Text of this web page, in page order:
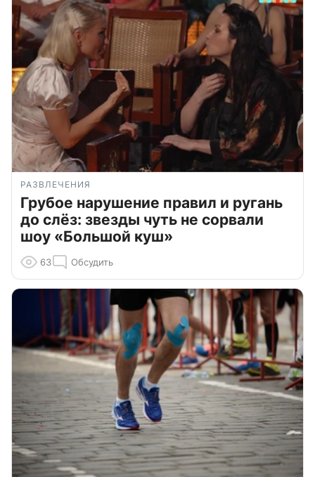
РАЗВЛЕЧЕНИЯ
Грубое нарушение правил и ругань
до слёз: звезды чуть не сорвали
шоу «Большой куш»
63 Обсудить